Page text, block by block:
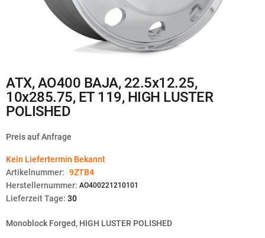
Zum
Anfang
der
Bildgalerie
springen
ATX, AO400 BAJA, 22.5x12.25,
10x285.75, ET 119, HIGH LUSTER
POLISHED
Preis auf Anfrage
Kein Liefertermin Bekannt
Artikelnummer: 9ZTB4
Herstellernummer: AO400221210101
Lieferzeit Tage: 30
Monoblock Forged, HIGH LUSTER POLISHED